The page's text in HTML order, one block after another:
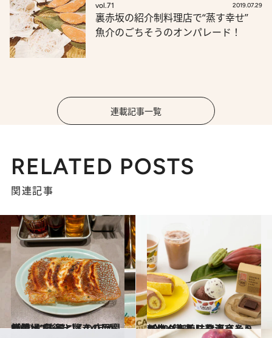
vol.71 2019.07.29
裏赤坂の紹介制料理店で“蒸す幸せ”
魚介のごちそうのオンパレード！
連載記事一覧
RELATED POSTS
関連記事
2020.8.5
横浜に“餃子と〆の店”が新登場 最後に驚きの展開が待っていた！
グルメ 2020.8.12
新生グランスタ東京を100％満喫！ 贅沢ひとりごはん＆美味なるイートイン
グルメ